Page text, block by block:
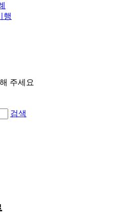
행
주세요
검색